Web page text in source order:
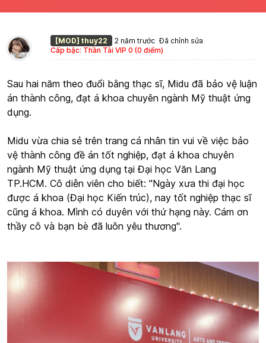
[MOD] thuy22 2 năm trước Đã chỉnh sửa
Cấp bậc: Thần Tài VIP 0 (0 điểm)
Sau hai năm theo đuổi bằng thạc sĩ, Midu đã bảo vệ luận
án thành công, đạt á khoa chuyên ngành Mỹ thuật ứng
dụng.
Midu vừa chia sẻ trên trang cá nhân tin vui về việc bảo
vệ thành công đề án tốt nghiệp, đạt á khoa chuyên
ngành Mỹ thuật ứng dụng tại Đại học Văn Lang
TP.HCM. Cô diễn viên cho biết: "Ngày xưa thi đại học
được á khoa (Đại học Kiến trúc), nay tốt nghiệp thạc sĩ
cũng á khoa. Mình có duyên với thứ hạng này. Cám ơn
thầy cô và bạn bè đã luôn yêu thương".